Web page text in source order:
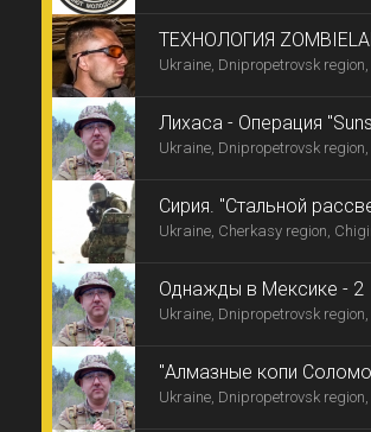
ТЕХНОЛОГИЯ
Ukraine, Dnipropetrovsk region,
Лихаса - Операция
Ukraine, Dnipropetrovsk
Сирия. "Стальной
Ukraine, Cherkasy region,
Однажды в Мексике - 2
Ukraine, Dnipropetrovsk
"Алмазные копи
Ukraine, Dnipropetrovsk